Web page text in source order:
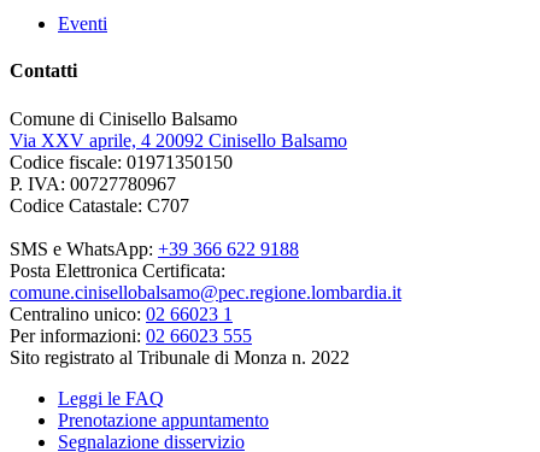
Eventi
Contatti
Comune di Cinisello Balsamo
Via XXV aprile, 4 20092 Cinisello Balsamo
Codice fiscale: 01971350150
P. IVA: 00727780967
Codice Catastale: C707
SMS e WhatsApp: +39 366 622 9188
Posta Elettronica Certificata:
comune.cinisellobalsamo@pec.regione.lombardia.it
Centralino unico: 02 66023 1
Per informazioni: 02 66023 555
Sito registrato al Tribunale di Monza n. 2022
Leggi le FAQ
Prenotazione appuntamento
Segnalazione disservizio